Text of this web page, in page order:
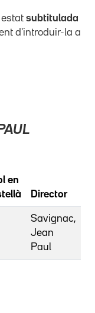
estat subtitulada
d'introduir-la a
en
Director
Savignac,
Jean
Paul